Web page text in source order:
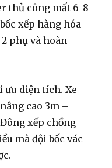
thủ công mất 6-8
xếp hàng hóa
phụ và hoàn
ưu diện tích. Xe
cao 3m –
xếp chồng
mà đội bốc vác